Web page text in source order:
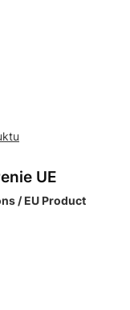
UE
/ EU Product